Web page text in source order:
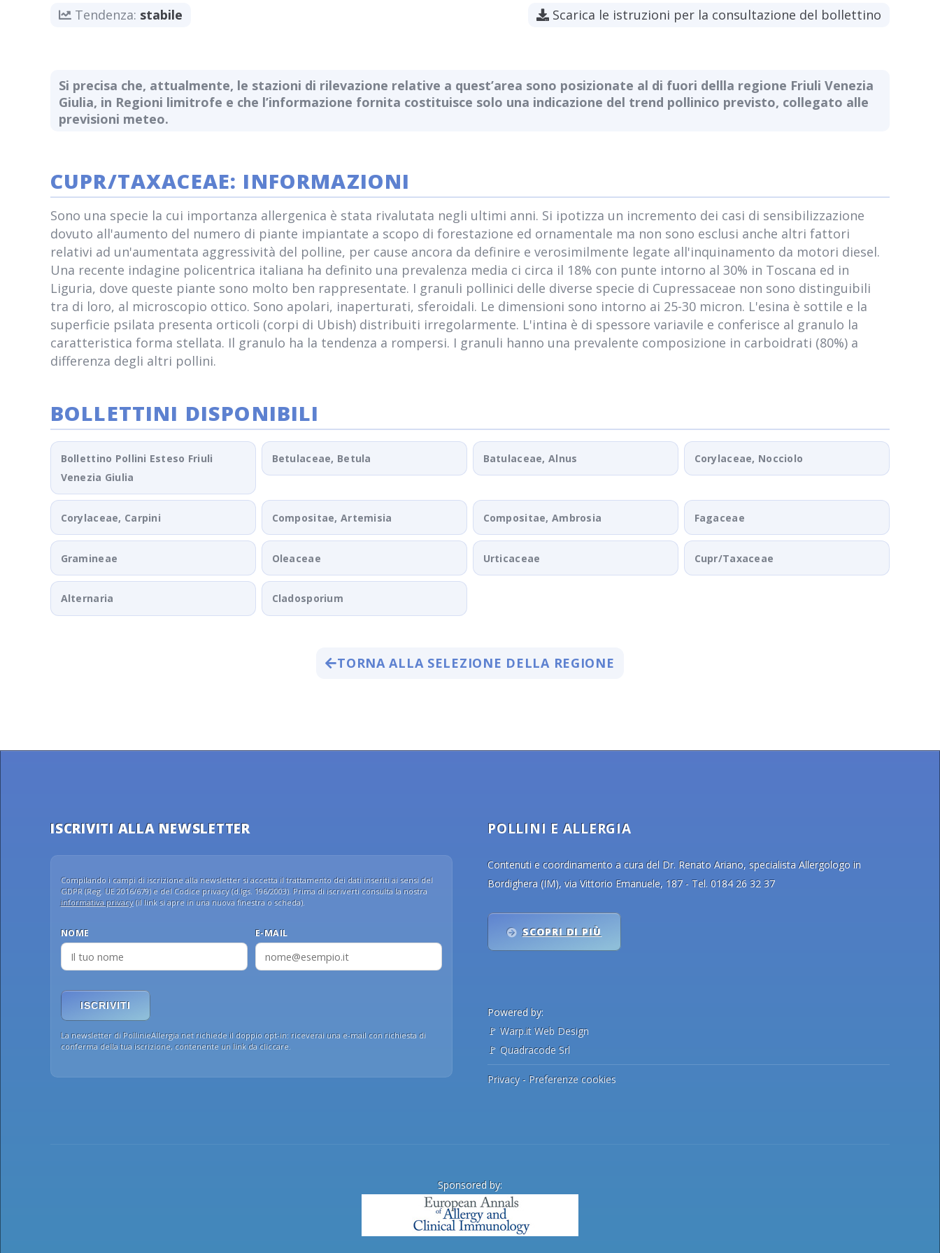
Tendenza: stabile Scarica le istruzioni per la consultazione del bollettino
Si precisa che, attualmente, le stazioni di rilevazione relative a quest’area sono posizionate al di fuori dellla regione Friuli Venezia
Giulia, in Regioni limitrofe e che l’informazione fornita costituisce solo una indicazione del trend pollinico previsto, collegato alle
previsioni meteo.
CUPR/TAXACEAE: INFORMAZIONI
Sono una specie la cui importanza allergenica è stata rivalutata negli ultimi anni. Si ipotizza un incremento dei casi di sensibilizzazione
dovuto all'aumento del numero di piante impiantate a scopo di forestazione ed ornamentale ma non sono esclusi anche altri fattori
relativi ad un'aumentata aggressività del polline, per cause ancora da definire e verosimilmente legate all'inquinamento da motori diesel.
Una recente indagine policentrica italiana ha definito una prevalenza media ci circa il 18% con punte intorno al 30% in Toscana ed in
Liguria, dove queste piante sono molto ben rappresentate. I granuli pollinici delle diverse specie di Cupressaceae non sono distinguibili
tra di loro, al microscopio ottico. Sono apolari, inaperturati, sferoidali. Le dimensioni sono intorno ai 25-30 micron. L'esina è sottile e la
superficie psilata presenta orticoli (corpi di Ubish) distribuiti irregolarmente. L'intina è di spessore variavile e conferisce al granulo la
caratteristica forma stellata. Il granulo ha la tendenza a rompersi. I granuli hanno una prevalente composizione in carboidrati (80%) a
differenza degli altri pollini.
BOLLETTINI DISPONIBILI
Bollettino Pollini Esteso Friuli
Venezia Giulia
Betulaceae, Betula Batulaceae, Alnus Corylaceae, Nocciolo
Corylaceae, Carpini Compositae, Artemisia Compositae, Ambrosia Fagaceae
Gramineae Oleaceae Urticaceae Cupr/Taxaceae
Alternaria Cladosporium
TORNA ALLA SELEZIONE DELLA REGIONE
ISCRIVITI ALLA NEWSLETTER
Compilando i campi di iscrizione alla newsletter si accetta il trattamento dei dati inseriti ai sensi del
GDPR (Reg. UE 2016/679) e del Codice privacy (d.lgs. 196/2003). Prima di iscriverti consulta la nostra
informativa privacy(il link si apre in una nuova finestra o scheda).
NOME E-MAIL
ISCRIVITI
La newsletter di PollinieAllergia.net richiede il doppio opt-in: riceverai una e-mail con richiesta di
conferma della tua iscrizione, contenente un link da cliccare.
POLLINI E ALLERGIA
Contenuti e coordinamento a cura del Dr. Renato Ariano, specialista Allergologo in
Bordighera (IM), via Vittorio Emanuele, 187 - Tel. 0184 26 32 37
SCOPRI DI PIÙ
Powered by:
🚩Warp.it Web Design
🚩 Quadracode Srl
Privacy - Preferenze cookies
Sponsored by: